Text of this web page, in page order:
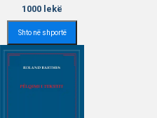
1000 lekë
Shto në shportë